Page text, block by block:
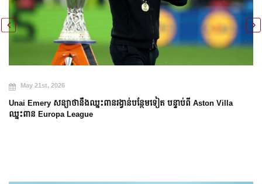
Villa
May 20th, 2026
Arsenal បញ្ចប់ការរង់ចាំ ២២ ឆ្នាំ ដើម្បីឈ្នះពាន Premier League